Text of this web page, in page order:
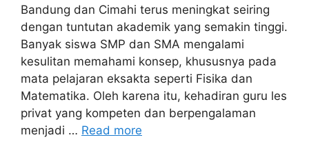
Bandung dan Cimahi terus meningkat seiring
dengan tuntutan akademik yang semakin tinggi.
Banyak siswa SMP dan SMA mengalami
kesulitan memahami konsep, khususnya pada
mata pelajaran eksakta seperti Fisika dan
Matematika. Oleh karena itu, kehadiran guru les
privat yang kompeten dan berpengalaman
menjadi … Read more